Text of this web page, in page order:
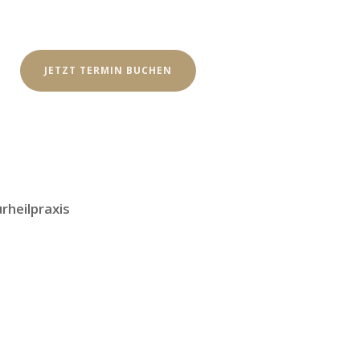
JETZT TERMIN BUCHEN